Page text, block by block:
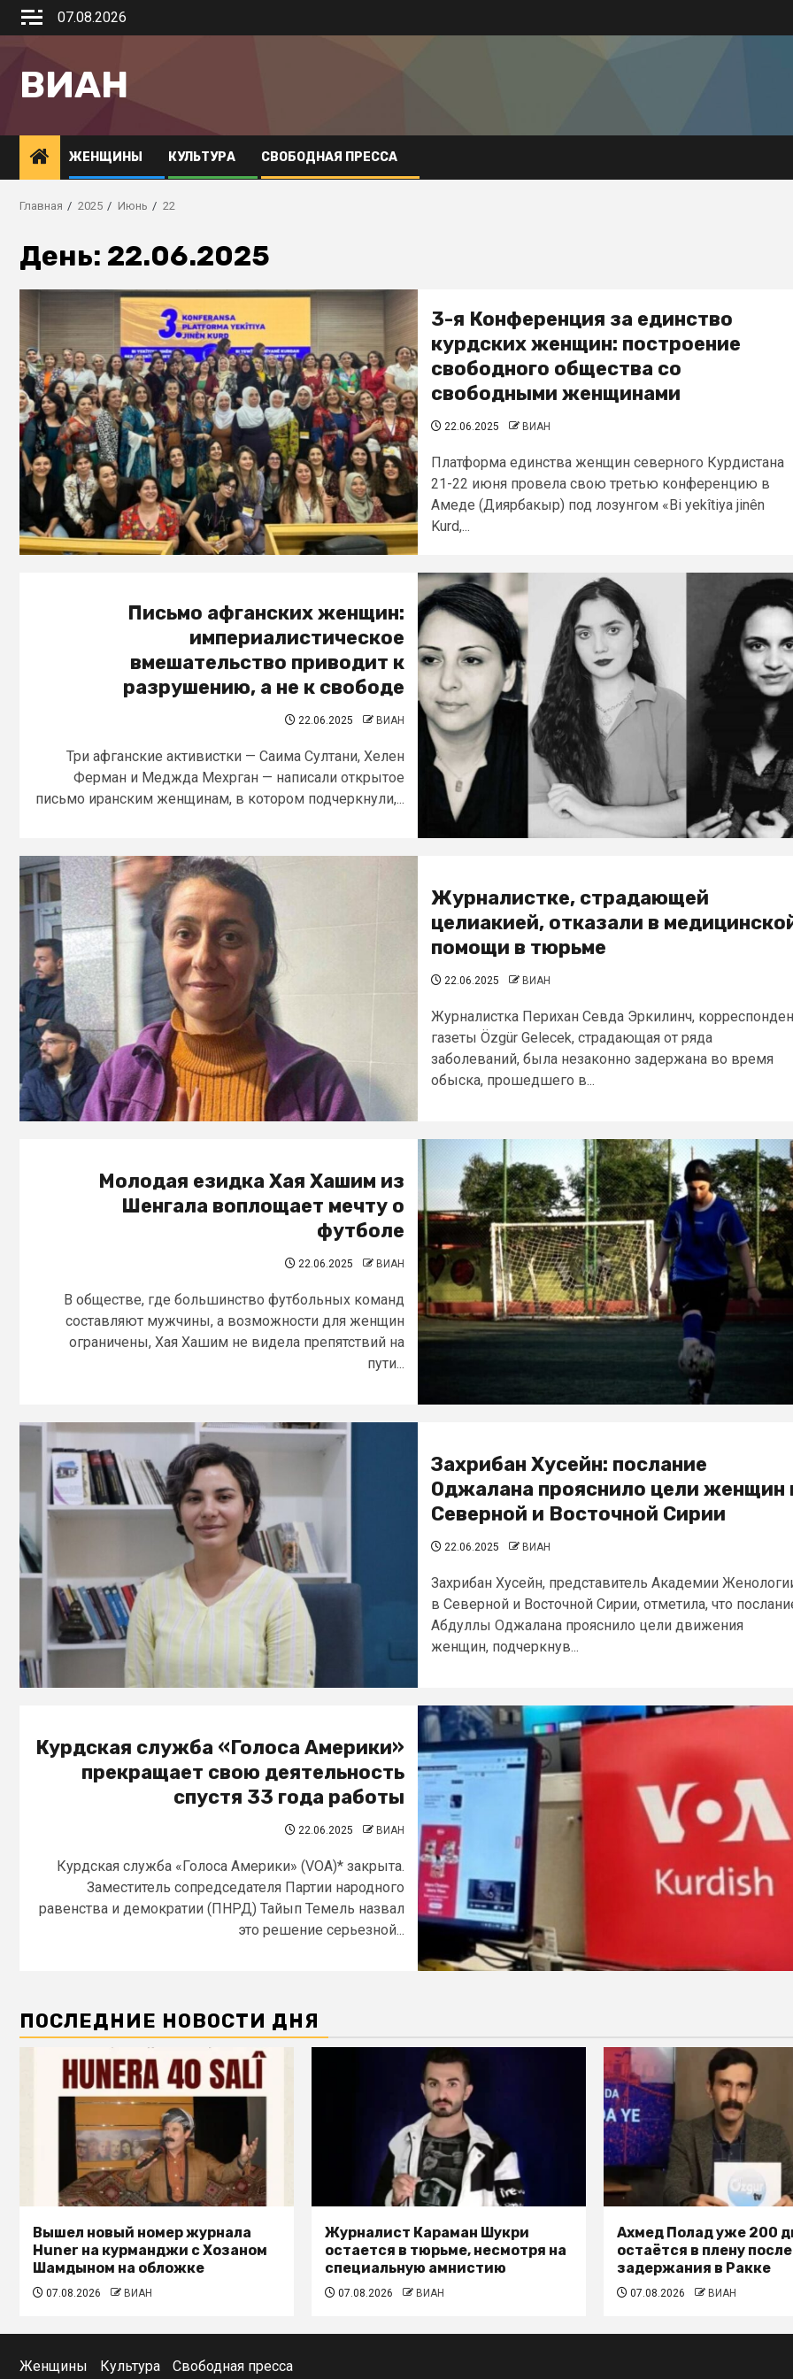
07.08.2026
ВИАН
ЖЕНЩИНЫ КУЛЬТУРА СВОБОДНАЯ ПРЕССА
Главная 2025 Июнь 22
День: 22.06.2025
3-я Конференция за единство
курдских женщин: построение
свободного общества со
свободными женщинами
22.06.2025 ВИАН
Платформа единства женщин северного Курдистана
21-22 июня провела свою третью конференцию в
Амеде (Диярбакыр) под лозунгом «Bi yekîtiya jinên
Kurd,...
Письмо афганских женщин:
империалистическое
вмешательство приводит к
разрушению, а не к свободе
22.06.2025 ВИАН
Три афганские активистки — Саима Султани, Хелен
Ферман и Меджда Мехрган — написали открытое
письмо иранским женщинам, в котором подчеркнули,...
Журналистке, страдающей
целиакией, отказали в
помощи в тюрьме
22.06.2025 ВИАН
Журналистка Перихан Севда Эркилинч,
газеты Özgür Gelecek, страдающая от ряда
заболеваний, была незаконно задержана во время
обыска, прошедшего в...
Молодая езидка Хая Хашим из
Шенгала воплощает мечту о
футболе
22.06.2025 ВИАН
В обществе, где большинство футбольных команд
составляют мужчины, а возможности для женщин
ограничены, Хая Хашим не видела препятствий на
пути...
Захрибан Хусейн: послание
Оджалана прояснило цели женщин
Северной и Восточной Сирии
22.06.2025 ВИАН
Захрибан Хусейн, представитель Академии
в Северной и Восточной Сирии, отметила, что
Абдуллы Оджалана прояснило цели движения
женщин, подчеркнув...
Курдская служба «Голоса Америки»
прекращает свою деятельность
спустя 33 года работы
22.06.2025 ВИАН
Курдская служба «Голоса Америки» (VOA)* закрыта.
Заместитель сопредседателя Партии народного
равенства и демократии (ПНРД) Тайып Темель назвал
это решение серьезной...
ПОСЛЕДНИЕ НОВОСТИ ДНЯ
Вышел новый номер журнала
Huner на курманджи с Хозаном
Шамдыном на обложке
07.08.2026 ВИАН
Журналист Караман Шукри
остается в тюрьме, несмотря на
специальную амнистию
07.08.2026 ВИАН
Ахмед Полад уже 200
остаётся в плену после
задержания в Ракке
07.08.2026 ВИАН
Женщины Культура Свободная пресса